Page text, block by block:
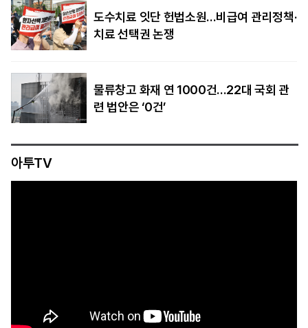
도수치료 잇단 헌법소원…비급여 관리정책·
치료 선택권 논쟁
물류창고 화재 연 1000건…22대 국회 관
련 법안은 ‘0건’
아투TV